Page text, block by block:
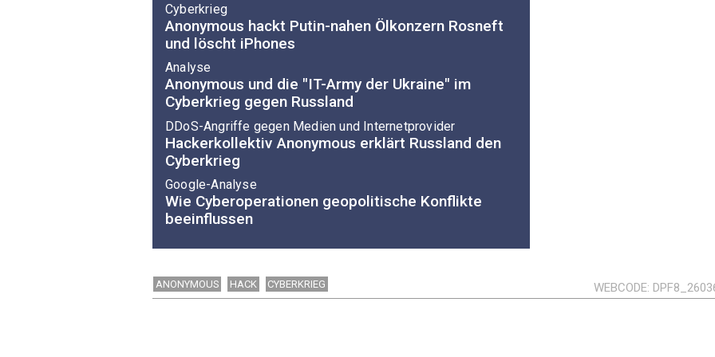
Cyberkrieg
Anonymous hackt Putin-nahen Ölkonzern Rosneft
und löscht iPhones
Analyse
Anonymous und die "IT-Army der Ukraine" im
Cyberkrieg gegen Russland
DDoS-Angriffe gegen Medien und Internetprovider
Hackerkollektiv Anonymous erklärt Russland den
Cyberkrieg
Google-Analyse
Wie Cyberoperationen geopolitische Konflikte
beeinflussen
ANONYMOUS HACK CYBERKRIEG WEBCODE